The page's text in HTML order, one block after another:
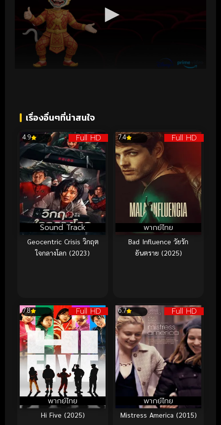
เรื่องอื่นๆที่น่าสนใจ
Full HD
Sound Track
4.9
Geocentric Crisis วิกฤต
ใจกลางโลก (2023)
Full HD
พากย์ไทย
7.4
Bad Influence วัยรัก
อันตราย (2025)
Full HD
พากย์ไทย
7.8
Hi Five (2025)
Full HD
พากย์ไทย
6.7
Mistress America (2015)